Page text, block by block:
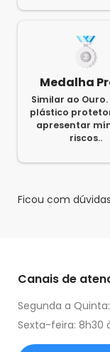
Medalha
Similar ao Ouro.
plástico
apresentar
riscos..
Ficou com
Canais de
Segunda a
Sexta-feira: 8h30